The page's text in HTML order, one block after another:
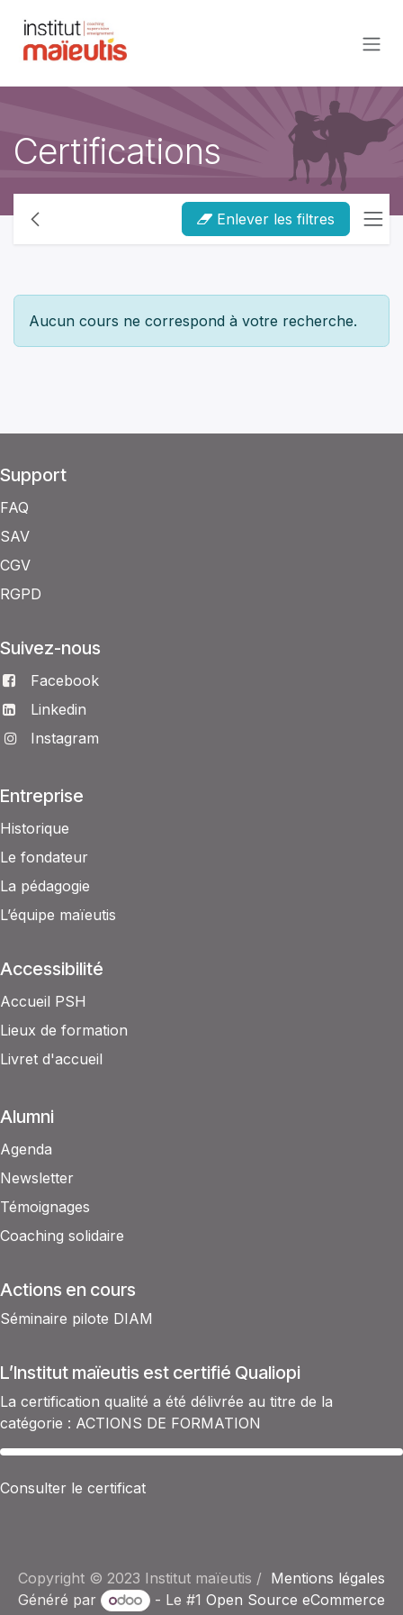
Certifications
Enlever les filtres
Aucun cours ne correspond à votre recherche.
Support
FAQ
SAV
CGV
RGPD
Suivez-nous
Facebook
Linkedin
Instagram
Entreprise
Historique
Le fondateur
La pédagogie
L’équipe maïeutis
Accessibilité
Accueil PSH
Lieux de formation
Livret d'accueil
Alumni
Agenda
Newsletter
Témoignages
Coaching solidaire
Actions en cours
Séminaire pilote DIAM
L’Institut maïeutis est certifié Qualiopi
La certification qualité a été délivrée au titre de la
catégorie : ACTIONS DE FORMATION​
Consulter le certificat
Copyright © 2023 Institut maïeutis / Mentions légales
Généré par
- Le #1 Open Source eCommerce